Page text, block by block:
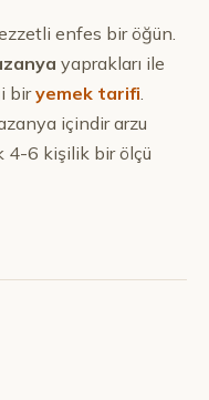
enfes bir öğün.
yaprakları ile
biryemek tarifi.
içindir arzu
4-6 kişilik bir ölçü